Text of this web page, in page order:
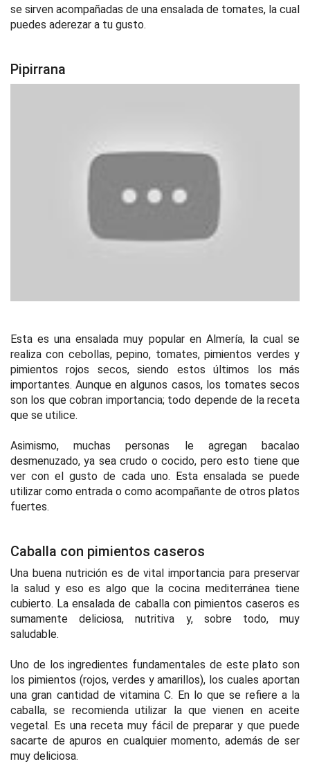
se sirven acompañadas de una ensalada de tomates, la cual
puedes aderezar a tu gusto.
Pipirrana
Esta es una ensalada muy popular en Almería, la cual se
realiza con cebollas, pepino, tomates, pimientos verdes y
pimientos rojos secos, siendo estos últimos los más
importantes. Aunque en algunos casos, los tomates secos
son los que cobran importancia; todo depende de la receta
que se utilice.
Asimismo, muchas personas le agregan bacalao
desmenuzado, ya sea crudo o cocido, pero esto tiene que
ver con el gusto de cada uno. Esta ensalada se puede
utilizar como entrada o como acompañante de otros platos
fuertes.
Caballa con pimientos caseros
Una buena nutrición es de vital importancia para preservar
la salud y eso es algo que la cocina mediterránea tiene
cubierto. La ensalada de caballa con pimientos caseros es
sumamente deliciosa, nutritiva y, sobre todo, muy
saludable.
Uno de los ingredientes fundamentales de este plato son
los pimientos (rojos, verdes y amarillos), los cuales aportan
una gran cantidad de vitamina C. En lo que se refiere a la
caballa, se recomienda utilizar la que vienen en aceite
vegetal. Es una receta muy fácil de preparar y que puede
sacarte de apuros en cualquier momento, además de ser
muy deliciosa.